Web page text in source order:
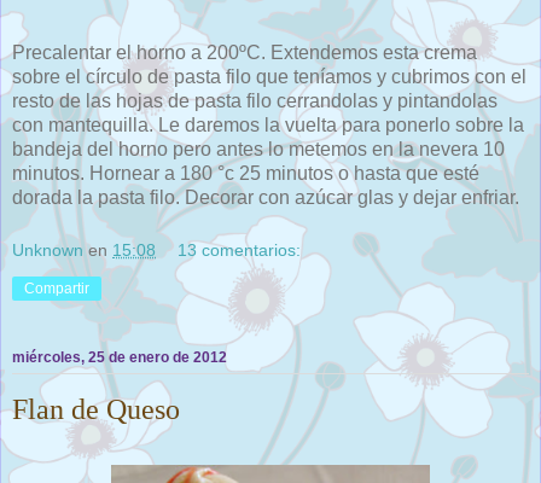
Precalentar el horno a 200ºC. Extendemos esta crema
sobre el círculo de pasta filo que teníamos y cubrimos con el
resto de las hojas de pasta filo cerrandolas y pintandolas
con mantequilla. Le daremos la vuelta para ponerlo sobre la
bandeja del horno pero antes lo metemos en la nevera 10
minutos. Hornear a 180 °c 25 minutos o hasta que esté
dorada la pasta filo. Decorar con azúcar glas y dejar enfriar.
Unknown en 15:08 13 comentarios:
Compartir
miércoles, 25 de enero de 2012
Flan de Queso